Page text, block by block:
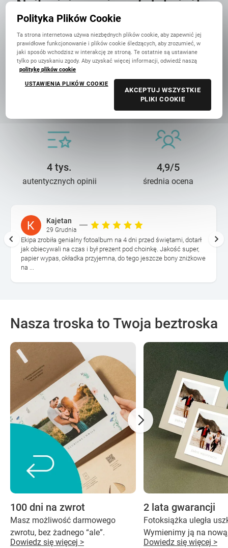
Najlepiej oceniana fotoksiążka
w Polsce
90 mln+
4 tys.
autentycznych opinii
4,9/5
średnia ocena
Kajetan
29 Grudnia
Ekipa zrobiła genialny fotoalbum na 4 dni przed świętami, dotarł
jak obiecywali na czas i był prezent pod choinkę. Jakość super,
papier wypas, okładka przyjemna, do tego jeszcze bony zniżkowe
na ...
Nasza troska to Twoja beztroska
100 dni na zwrot
Masz możliwość darmowego
zwrotu, bez żadnego “ale”.
Dowiedz się więcej >
2 lata gwarancji
Fotoksiążka uległa
Wymienimy ją na
Dowiedz się więcej >
Polityka Plików Cookie
Ta strona internetowa używa niezbędnych plików cookie, aby zapewnić jej
prawidłowe funkcjonowanie i plików cookie śledzących, aby zrozumieć, w
jaki sposób wchodzisz w interakcję ze stroną. Te ostatnie są ustawiane
tylko po uzyskaniu zgody. Aby uzyskać więcej informacji, odwiedź naszą
politykę plików cookie
USTAWIENIA PLIKÓW COOKIE
AKCEPTUJ WSZYSTKIE
PLIKI COOKIE